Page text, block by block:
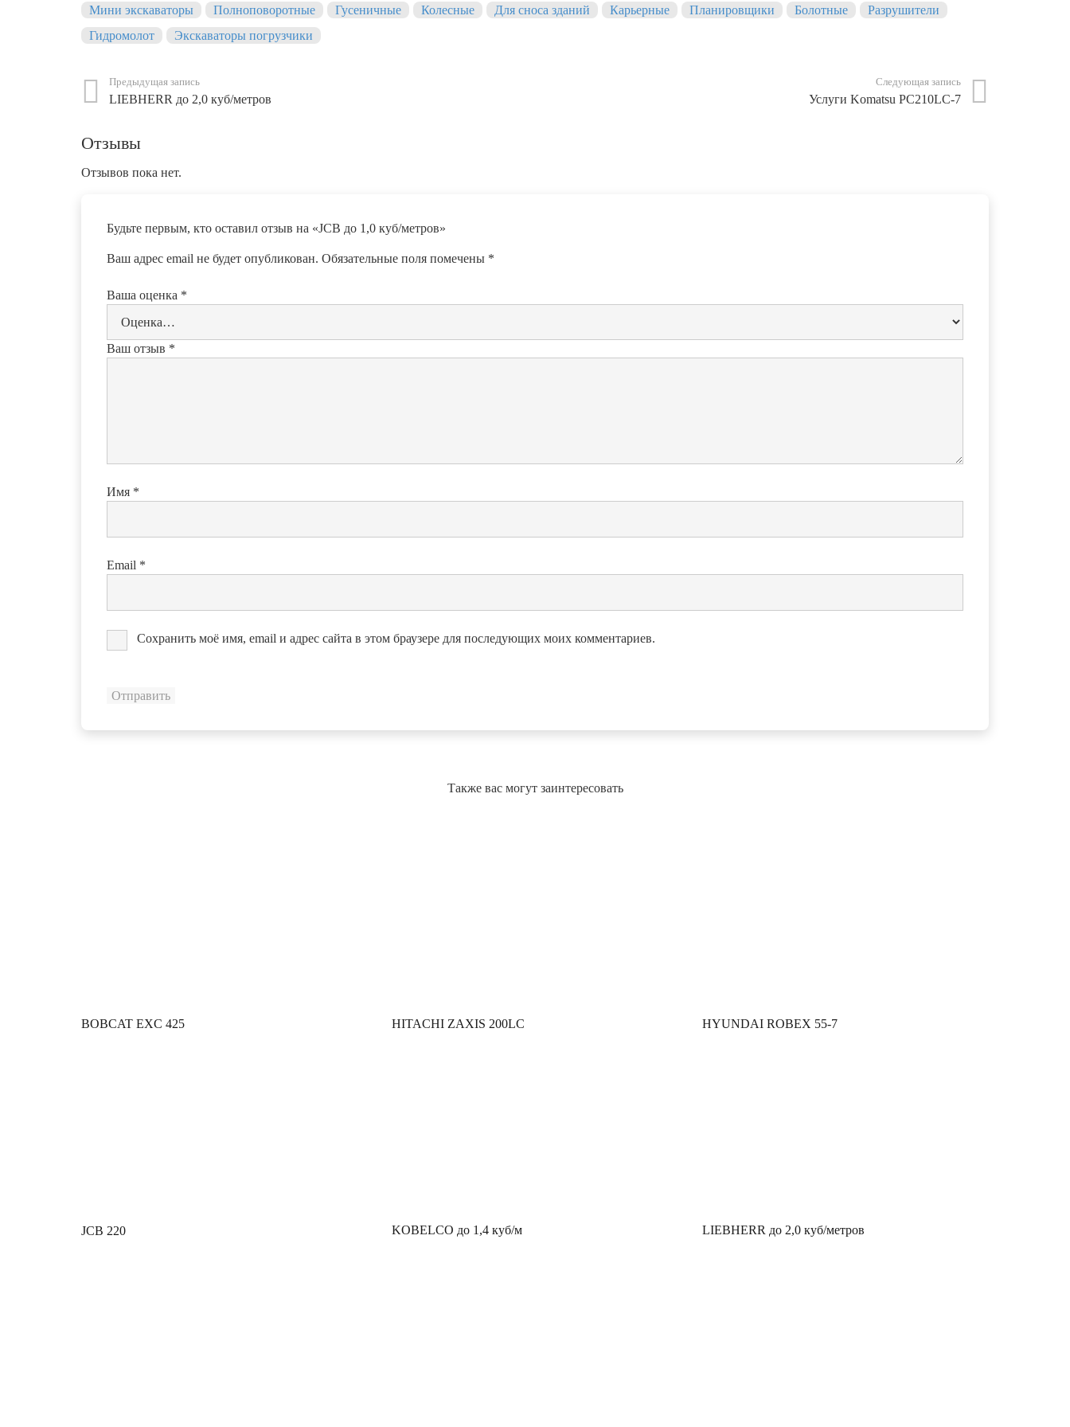
Мини экскаваторы Полноповоротные Гусеничные Колесные Для сноса зданий Карьерные Планировщики Болотные
Разрушители
Гидромолот
Экскаваторы погрузчики
Предыдущая запись
LIEBHERR до 2,0 куб/метров
Следующая запись
Услуги Komatsu PC210LC-7
Отзывы
Отзывов пока нет.
Будьте первым, кто оставил отзыв на «JCB до 1,0 куб/метров»
Ваш адрес email не будет опубликован. Обязательные поля помечены *
Ваша оценка *
Ваш отзыв *
Имя *
Email *
Сохранить моё имя, email и адрес сайта в этом браузере для последующих моих комментариев.
Также вас могут заинтересовать
BOBCAT EXC 425 HITACHI ZAXIS 200LC HYUNDAI ROBEX 55-7
JCB 220 KOBELCO до 1,4 куб/м LIEBHERR до 2,0 куб/метров